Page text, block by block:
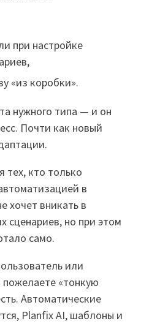
при настройке
«из коробки».
нужного типа — и он
Почти как новый
тех, кто только
в
хочет вникать в
сценариев, но при этом
само.
или
«тонкую
Автоматические
Planfix AI, шаблоны и